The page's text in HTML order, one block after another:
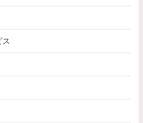
ス